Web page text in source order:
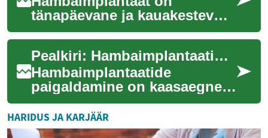
tänapäevane ja kauakestev
lahendus puuduva hamba
asendamiseks. See annab
tugevuse närimiseks, aita...Pealkiri: Hambaimplantaatide juhend: mis, kuidas ja mida oodata
Hambaimplantaatide
paigaldamine on kaasaegne
viis puuduva hammaste
asendamiseks, mis taastab nii
funktsiooni kui ka v...
HARIDUS JA KARJÄÄR